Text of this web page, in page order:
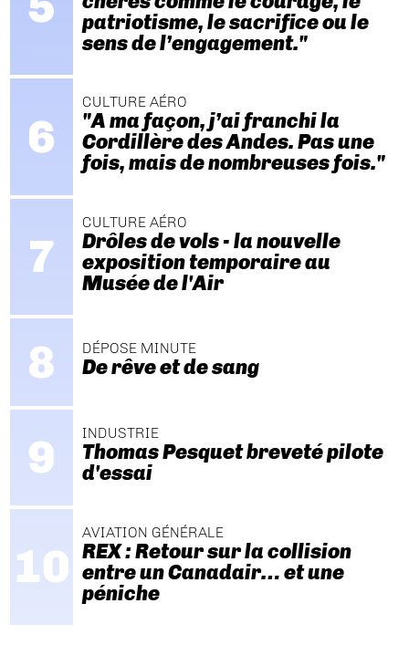
patriotisme, le sacrifice ou le
sens de l’engagement."
CULTURE AÉRO
"A ma façon, j’ai franchi la
Cordillère des Andes. Pas une
fois, mais de nombreuses fois."
CULTURE AÉRO
Drôles de vols - la nouvelle
exposition temporaire au
Musée de l'Air
DÉPOSE MINUTE
De rêve et de sang
INDUSTRIE
Thomas Pesquet breveté pilote
d'essai
AVIATION GÉNÉRALE
REX : Retour sur la collision
entre un Canadair… et une
péniche